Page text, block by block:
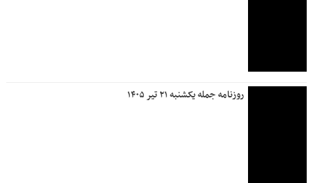
روزنامه جمله یکشنبه ۲۱ تیر ۱۴۰۵